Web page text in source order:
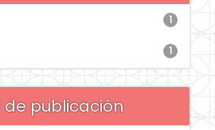
1
1
de publicación